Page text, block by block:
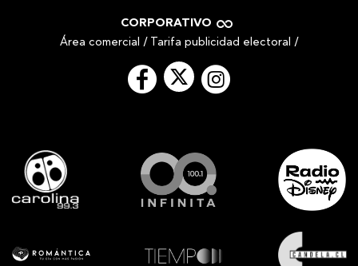
CORPORATIVO
Área comercial / Tarifa publicidad electoral /